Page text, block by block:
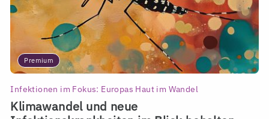
Premium
Infektionen im Fokus: Europas Haut im Wandel
Klimawandel und neue